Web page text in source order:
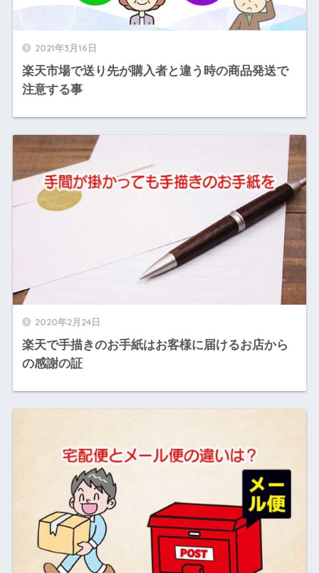
2021年3月16日
楽天市場で送り先が購入者と違う時の商品発送で
注意する事
2020年2月24日
楽天で手描きのお手紙はお客様に届けるお店から
の感謝の証